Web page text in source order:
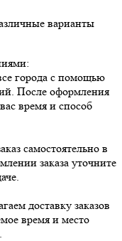
варианты
города с помощью
После оформления
время и способ
самостоятельно в
заказа уточните
доставку заказов
время и место